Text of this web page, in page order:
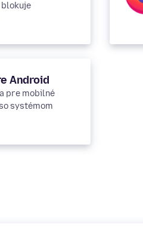
Android
pre mobilné
systémom